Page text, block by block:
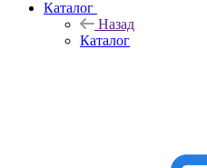
Каталог
Назад
Каталог